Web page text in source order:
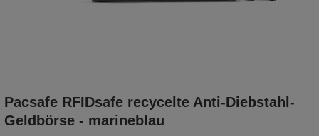
Pacsafe RFIDsafe recycelte Anti-Diebstahl-
Geldbörse - marineblau